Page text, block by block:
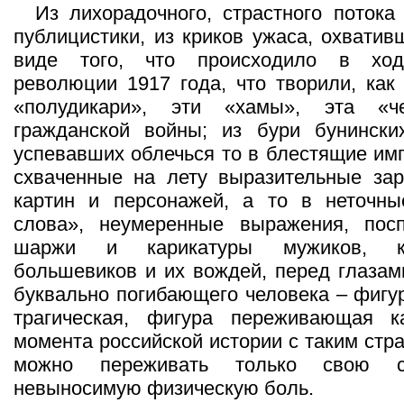
Из лихорадочного, страстного
публицистики, из криков ужаса,
виде того, что происходило в
революции 1917 года, что творили, как
«полудикари», эти «хамы», эта
гражданской войны; из бури
успевавших облечься то в блестящие
схваченные на лету выразительные
картин и персонажей, а то в
слова», неумеренные выражения,
шаржи и карикатуры мужиков,
большевиков и их вождей, перед
буквально погибающего человека –
трагическая, фигура переживающая
момента российской истории с таким
можно переживать только свою
невыносимую физическую боль.